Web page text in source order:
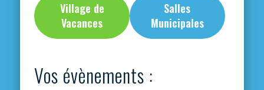
Village de
Vacances
Salles
Municipales
Vos évènements :